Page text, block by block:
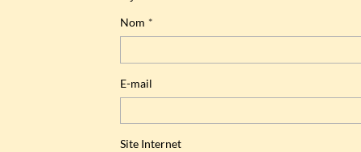
Nom
E-mail
Site Internet